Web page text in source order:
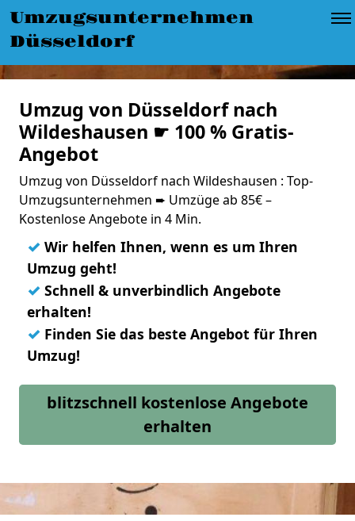
Umzugsunternehmen
Düsseldorf
Umzug von Düsseldorf nach
Wildeshausen ☛ 100 % Gratis-
Angebot
Umzug von Düsseldorf nach Wildeshausen : Top-
Umzugsunternehmen ➨ Umzüge ab 85€ –
Kostenlose Angebote in 4 Min.
✓ Wir helfen Ihnen, wenn es um Ihren
Umzug geht!
✓ Schnell & unverbindlich Angebote
erhalten!
✓ Finden Sie das beste Angebot für Ihren
Umzug!
blitzschnell kostenlose Angebote
erhalten